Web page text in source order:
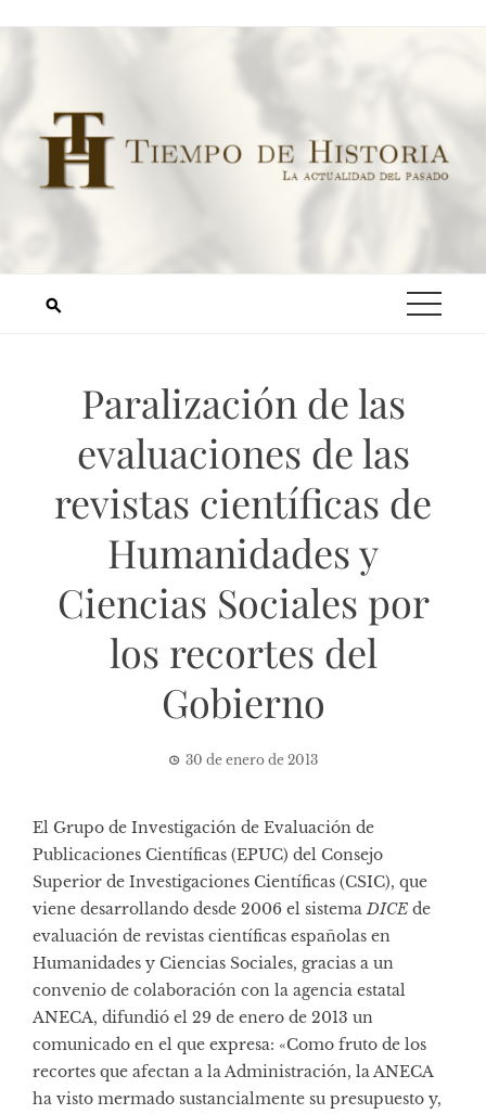
Paralización de las
evaluaciones de las
revistas científicas de
Humanidades y
Ciencias Sociales por
los recortes del
Gobierno
30 de enero de 2013
El Grupo de Investigación de Evaluación de
Publicaciones Científicas (EPUC) del Consejo
Superior de Investigaciones Científicas (CSIC), que
viene desarrollando desde 2006 el sistemaDICE de
evaluación de revistas científicas españolas en
Humanidades y Ciencias Sociales, gracias a un
convenio de colaboración con la agencia estatal
ANECA, difundió el 29 de enero de 2013 un
comunicado en el que expresa: «Como fruto de los
recortes que afectan a la Administración, la ANECA
ha visto mermado sustancialmente su presupuesto y,